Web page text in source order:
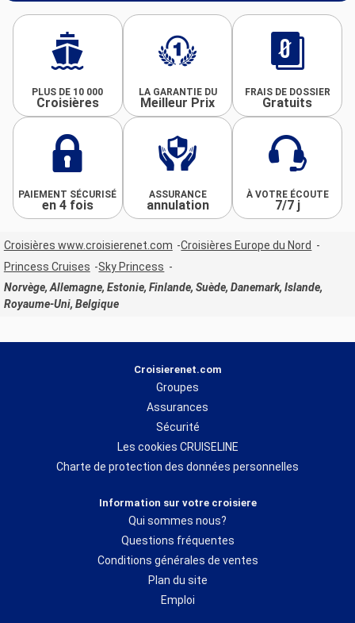
PLUS DE 10 000
Croisières
LA GARANTIE DU
Meilleur Prix
FRAIS DE DOSSIER
Gratuits
PAIEMENT SÉCURISÉ
en 4 fois
ASSURANCE
annulation
À VOTRE ÉCOUTE
7/7 j
Croisières www.croisierenet.com
Croisières Europe du Nord
Princess Cruises
Sky Princess
Norvège, Allemagne, Estonie, Finlande, Suède, Danemark, Islande,
Royaume-Uni, Belgique
Croisierenet.com
Groupes
Assurances
Sécurité
Les cookies CRUISELINE
Charte de protection des données personnelles
Information sur votre croisiere
Qui sommes nous?
Questions fréquentes
Conditions générales de ventes
Plan du site
Emploi